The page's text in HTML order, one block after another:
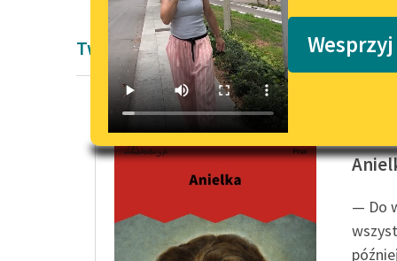
Twórczość Bolesław Prus
— Do